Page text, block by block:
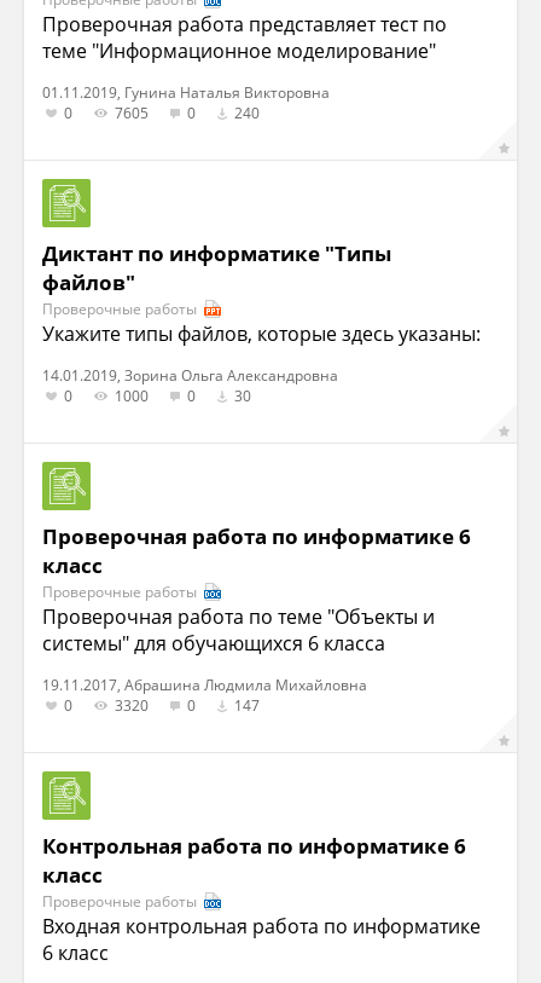
Проверочная работа представляет тест по
теме "Информационное моделирование"
01.11.2019, Гунина Наталья Викторовна
0
7605 0 240
Диктант по информатике "Типы
файлов"
Проверочные работы
Укажите типы файлов, которые здесь указаны:
14.01.2019, Зорина Ольга Александровна
0
1000 0 30
Проверочная работа по информатике 6
класс
Проверочные работы
Проверочная работа по теме "Объекты и
системы" для обучающихся 6 класса
19.11.2017, Абрашина Людмила Михайловна
0
3320 0 147
Контрольная работа по информатике 6
класс
Проверочные работы
Входная контрольная работа по информатике
6 класс